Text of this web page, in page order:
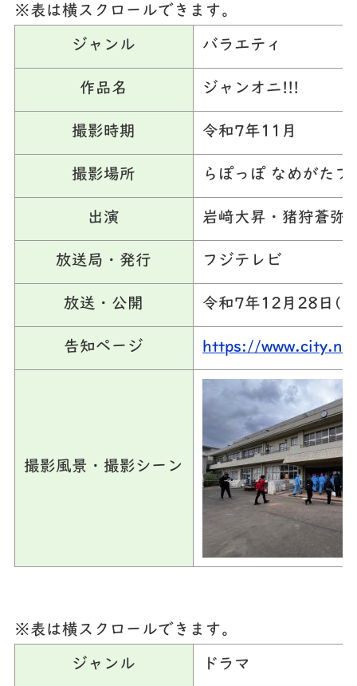
※表は横スクロールできます。
ジャンル バラエティ
作品名 ジャンオニ!!!
撮影時期 令和7年11月
撮影場所 らぽっぽ なめがた
出演 岩﨑大昇・猪狩蒼弥
放送局・発行 フジテレビ
放送・公開 令和7年12月28日(
告知ページ https://
撮影風景・撮影シーン
※表は横スクロールできます。
ジャンル ドラマ